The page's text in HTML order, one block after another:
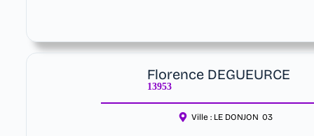
Florence DEGUEURCE
13953
Ville : LE DONJON 03